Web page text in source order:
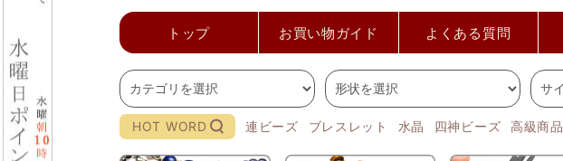
トップ お買い物ガイド よくある質問
HOT WORD 連ビーズ ブレスレット 水晶 四神ビーズ 高級商品